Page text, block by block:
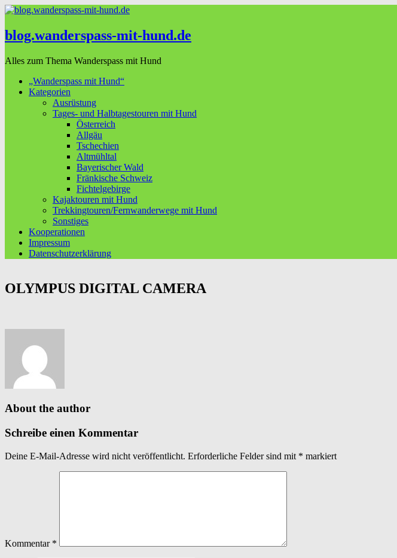
blog.wanderspass-mit-hund.de
Alles zum Thema Wanderspass mit Hund
„Wanderspass mit Hund“
Kategorien
Ausrüstung
Tages- und Halbtagestouren mit Hund
Österreich
Allgäu
Tschechien
Altmühltal
Bayerischer Wald
Fränkische Schweiz
Fichtelgebirge
Kajaktouren mit Hund
Trekkingtouren/Fernwanderwege mit Hund
Sonstiges
Kooperationen
Impressum
Datenschutzerklärung
OLYMPUS DIGITAL CAMERA
About the author
Schreibe einen Kommentar
Deine E-Mail-Adresse wird nicht veröffentlicht. Erforderliche Felder sind mit * markiert
Kommentar *